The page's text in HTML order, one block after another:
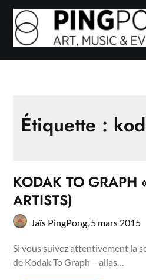
Skip
content
Étiquette :
KODAK TO GRAPH
ARTISTS)
Jaïs PingPong, 5 mars 2015
Si vous suivez attentivement la
de Kodak To Graph – alias…